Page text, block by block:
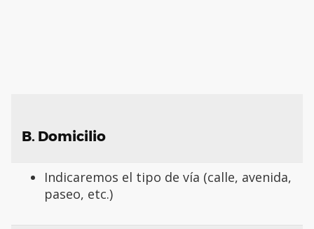
B. Domicilio
Indicaremos el tipo de vía (calle, avenida,
paseo, etc.)